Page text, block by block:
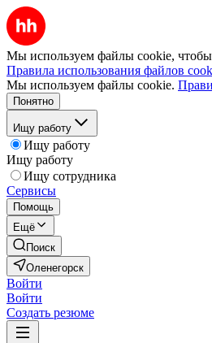
Мы используем файлы cookie, чтобы
Правила использования файлов
Мы используем файлы cookie.
Понятно
Ищу работу
Ищу работу
Ищу работу
Ищу сотрудника
Сервисы
Помощь
Ещё
Поиск
Оленегорск
Войти
Войти
Создать резюме